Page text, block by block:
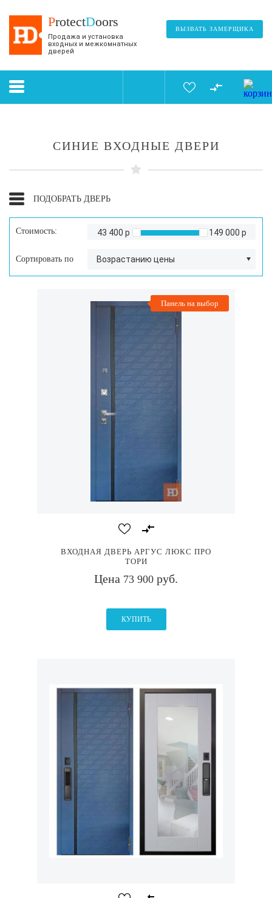
ProtectDoors
Продажа и установка
входных и межкомнатных
дверей
ВЫЗВАТЬ ЗАМЕРЩИКА
СИНИЕ ВХОДНЫЕ ДВЕРИ
ПОДОБРАТЬ ДВЕРЬ
Стоимость: 43 400 р 149 000 р
Сортировать по Возрастанию цены
Панель на выбор
ВХОДНАЯ ДВЕРЬ АРГУС ЛЮКС ПРО
ТОРИ
Цена 73 900 руб.
КУПИТЬ